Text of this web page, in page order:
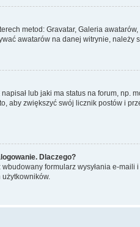
metod: Gravatar, Galeria
awatarów na danej witrynie, należy
lub jaki ma status na forum, np.
aby zwiększyć swój licznik postów i
Dlaczego?
formularz wysyłania e-maili